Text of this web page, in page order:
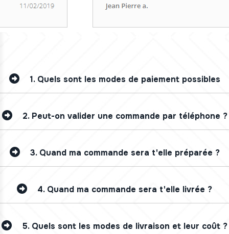
1. Quels sont les modes de paiement possibles
2. Peut-on valider une commande par téléphone ?
3. Quand ma commande sera t'elle préparée ?
4. Quand ma commande sera t'elle livrée ?
5. Quels sont les modes de livraison et leur coût ?